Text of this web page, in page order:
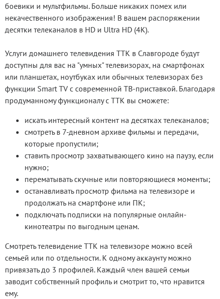
боевики и мультфильмы. Больше никаких помех или
некачественного изображения! В вашем распоряжении
десятки телеканалов в HD и Ultra HD (4K).
Услуги домашнего телевидения ТТК в Славгороде будут
доступны для вас на "умных" телевизорах, на смартфонах
или планшетах, ноутбуках или обычных телевизорах без
функции Smart TV с современной ТВ-приставкой. Благодаря
продуманному функционалу с ТТК вы сможете:
искать интересный контент на десятках телеканалов;
смотреть в 7-дневном архиве фильмы и передачи,
которые пропустили;
ставить просмотр захватывающего кино на паузу, если
нужно;
перематывать скучные или повторяющиеся моменты;
останавливать просмотр фильма на телевизоре и
продолжать на смартфоне или ПК;
подключать подписки на популярные онлайн-
кинотеатры по выгодным ценам.
Смотреть телевидение ТТК на телевизоре можно всей
семьей или по отдельности. К одному аккаунту можно
привязать до 3 профилей. Каждый член вашей семьи
заводит собственный профиль и смотрит то, что нравится
ему.